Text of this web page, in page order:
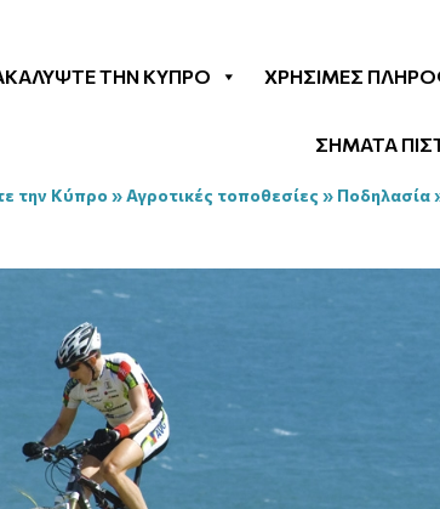
ΤΗΝ ΚΎΠΡΟ ΧΡΉΣΙΜΕΣ
ΣΗΜΑΤΑ
την Κύπρο »Αγροτικές τοποθεσίες » Ποδηλασία